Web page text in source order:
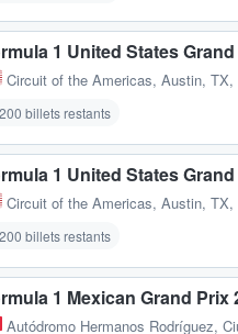
1 United States
Circuit of the Americas, Austin, TX,
billets restants
1 United States
Circuit of the Americas, Austin, TX,
billets restants
1 Mexican Grand Prix
Autódromo Hermanos Rodríguez,